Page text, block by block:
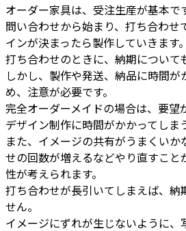
オーダー家具は、受注生産が基本で
問い合わせから始まり、打ち合わせ
インが決まったら製作していきます。
打ち合わせのときに、納期について
しかし、製作や発送、納品に時間が
め、注意が必要です。
完全オーダーメイドの場合は、要望
デザイン制作に時間がかかってしま
また、イメージの共有がうまくい
せの回数が増えるなどやり直すこと
性が考えられます。
打ち合わせが長引いてしまえば、納
せん。
イメージにずれが生じないように、